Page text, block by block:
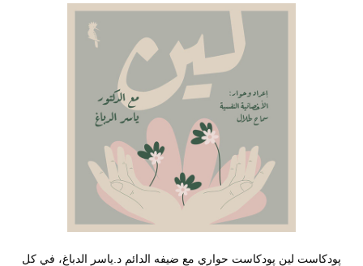
پودكاست لين پودكاست حواري مع ضيفه الدائم د.ياسر الدباغ، في كل